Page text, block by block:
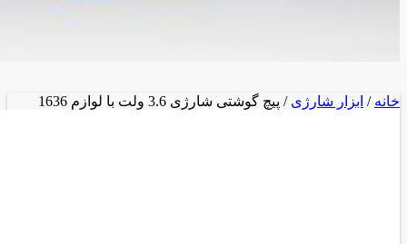
خانه / ابزار شارژی / پیچ گوشتی شارژی 3.6 ولت با لوازم 1636